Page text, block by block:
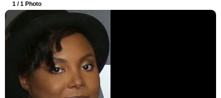
1 / 1 Photo